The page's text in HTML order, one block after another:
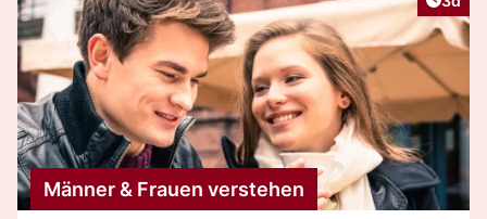
Männer & Frauen verstehen